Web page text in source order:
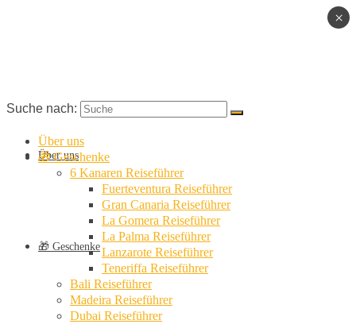
Über uns
🎁 Geschenke
Suche nach:
Über uns
🎁 Geschenke
6 Kanaren Reiseführer
Fuerteventura Reiseführer
Gran Canaria Reiseführer
La Gomera Reiseführer
La Palma Reiseführer
Lanzarote Reiseführer
Teneriffa Reiseführer
Bali Reiseführer
Madeira Reiseführer
Dubai Reiseführer
×